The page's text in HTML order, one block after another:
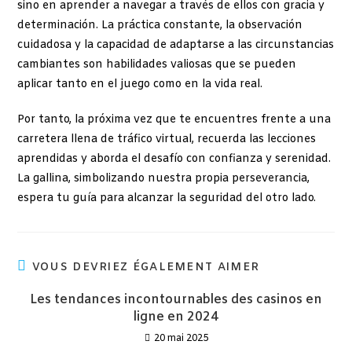
sino en aprender a navegar a través de ellos con gracia y
determinación. La práctica constante, la observación
cuidadosa y la capacidad de adaptarse a las circunstancias
cambiantes son habilidades valiosas que se pueden
aplicar tanto en el juego como en la vida real.
Por tanto, la próxima vez que te encuentres frente a una
carretera llena de tráfico virtual, recuerda las lecciones
aprendidas y aborda el desafío con confianza y serenidad.
La gallina, simbolizando nuestra propia perseverancia,
espera tu guía para alcanzar la seguridad del otro lado.
VOUS DEVRIEZ ÉGALEMENT AIMER
Les tendances incontournables des casinos en
ligne en 2024
20 mai 2025